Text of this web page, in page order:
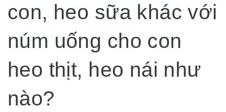
con, heo sữa khác với
núm uống cho con
heo thịt, heo nái như
nào?